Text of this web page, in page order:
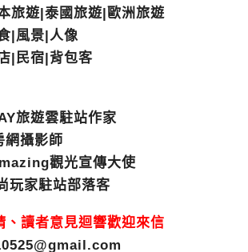
旅遊|泰國旅遊|歐洲旅遊
|風景|人像
|民宿|背包客
旅遊雲駐站作家
攝影師
觀光宣傳大使
玩家駐站部落客
、讀者意見迴響歡迎來信